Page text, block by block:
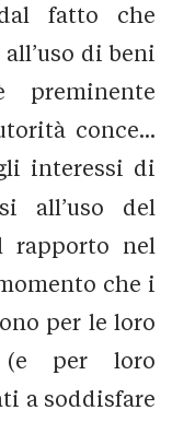
fatto che
di beni
conce...
interessi di
all’uso del
rapporto nel
che i
per le loro
(e per loro
a soddisfare